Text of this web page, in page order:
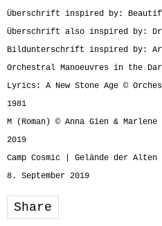
Überschrift inspired by:
Überschrift also inspired by:
Bildunterschrift inspired by:
Orchestral Manoeuvres in the
Lyrics: A New Stone Age ©
1981
M (Roman) © Anna Gien &
2019
Camp Cosmic | Gelände der
8. September 2019
Share